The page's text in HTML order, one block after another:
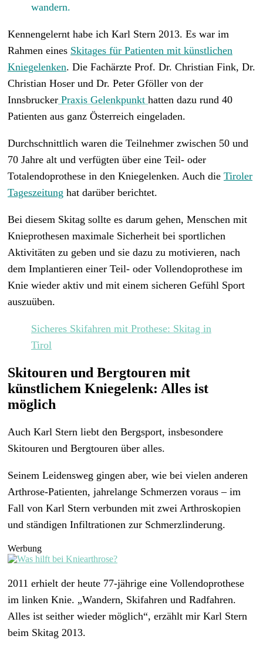
wandern.
Kennengelernt habe ich Karl Stern 2013. Es war im
Rahmen eines Skitages für Patienten mit künstlichen
Kniegelenken. Die Fachärzte Prof. Dr. Christian Fink, Dr.
Christian Hoser und Dr. Peter Gföller von der
Innsbrucker Praxis Gelenkpunkt hatten dazu rund 40
Patienten aus ganz Österreich eingeladen.
Durchschnittlich waren die Teilnehmer zwischen 50 und
70 Jahre alt und verfügten über eine Teil- oder
Totalendoprothese in den Kniegelenken. Auch die Tiroler
Tageszeitung hat darüber berichtet.
Bei diesem Skitag sollte es darum gehen, Menschen mit
Knieprothesen maximale Sicherheit bei sportlichen
Aktivitäten zu geben und sie dazu zu motivieren, nach
dem Implantieren einer Teil- oder Vollendoprothese im
Knie wieder aktiv und mit einem sicheren Gefühl Sport
auszuüben.
Sicheres Skifahren mit Prothese: Skitag in
Tirol
Skitouren und Bergtouren mit
künstlichem Kniegelenk: Alles ist
möglich
Auch Karl Stern liebt den Bergsport, insbesondere
Skitouren und Bergtouren über alles.
Seinem Leidensweg gingen aber, wie bei vielen anderen
Arthrose-Patienten, jahrelange Schmerzen voraus – im
Fall von Karl Stern verbunden mit zwei Arthroskopien
und ständigen Infiltrationen zur Schmerzlinderung.
Werbung
2011 erhielt der heute 77-jährige eine Vollendoprothese
im linken Knie. „Wandern, Skifahren und Radfahren.
Alles ist seither wieder möglich“, erzählt mir Karl Stern
beim Skitag 2013.